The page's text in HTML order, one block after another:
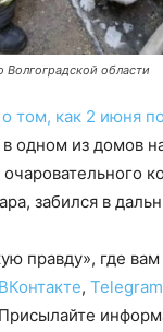
области
том, как 2 июня
одном из домов
забился в
правду», где вам
ВКонтакте, Telegram